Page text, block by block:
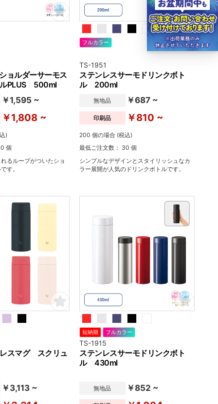
ョルダーサーモス
ルPLUS 500ml
￥1,595 ~
￥1,808 ~
)
個
るループがついたショ
す。
フルカラー
TS-1951
ステンレスサーモドリンクボト
ル 200ml
無地品 ￥687 ~
印刷品 ￥810 ~
200 個の場合 (税込)
最低ご注文数： 30 個
シンプルなデザインとスタイリッシュなカ
ラー展開が人気のドリンクボトルです。
スマグ スクリュ
￥3,113 ~
短納期 フルカラー
TS-1915
ステンレスサーモドリンクボト
ル 430ml
無地品 ￥852 ~